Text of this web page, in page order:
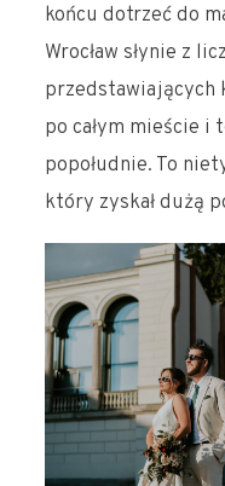
końcu dotrzeć do
Wrocław słynie z
przedstawiających
po całym mieście i
popołudnie. To
który zyskał dużą